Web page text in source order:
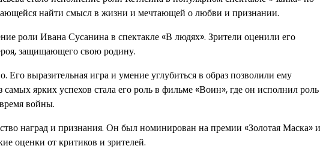
найти смысл в жизни и мечтающей о любви и признании.
роли Ивана Сусанина в спектакле «В людях». Зрители оценили его
защищающего свою родину.
выразительная игра и умение углубиться в образ позволили ему
ярких успехов стала его роль в фильме «Воин», где он исполнил роль
войны.
наград и признания. Он был номинирован на премии «Золотая Маска» и
оценки от критиков и зрителей.